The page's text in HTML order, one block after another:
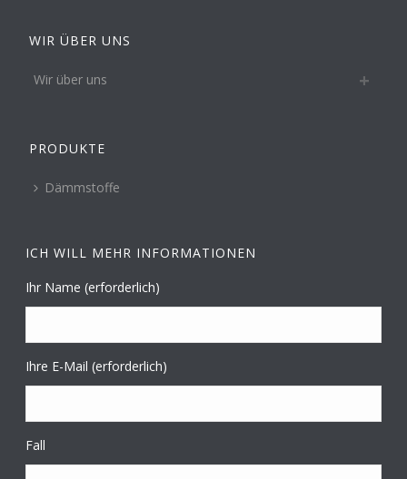
WIR ÜBER UNS
Wir über uns
PRODUKTE
Dämmstoffe
ICH WILL MEHR INFORMATIONEN
Ihr Name (erforderlich)
Ihre E-Mail (erforderlich)
Fall